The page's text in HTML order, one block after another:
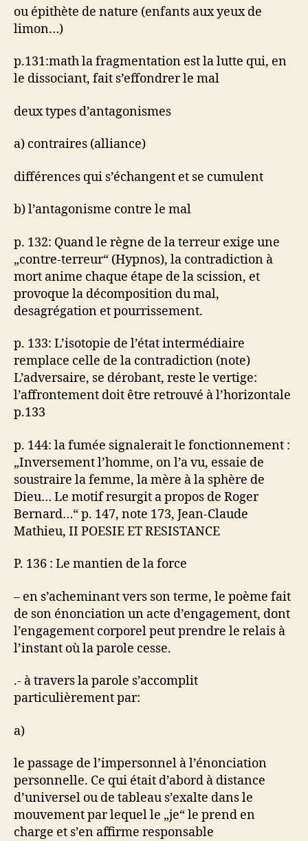
ou épithète de nature (enfants aux yeux de
limon…)
p.131:math la fragmentation est la lutte qui, en
le dissociant, fait s’effondrer le mal
deux types d’antagonismes
a) contraires (alliance)
différences qui s’échangent et se cumulent
b) l’antagonisme contre le mal
p. 132: Quand le règne de la terreur exige une
„contre-terreur“ (Hypnos), la contradiction à
mort anime chaque étape de la scission, et
provoque la décomposition du mal,
desagrégation et pourrissement.
p. 133: L’isotopie de l’état intermédiaire
remplace celle de la contradiction (note)
L’adversaire, se dérobant, reste le vertige:
l’affrontement doit être retrouvé à l’horizontale
p.133
p. 144: la fumée signalerait le fonctionnement :
„Inversement l’homme, on l’a vu, essaie de
soustraire la femme, la mère à la sphère de
Dieu… Le motif resurgit a propos de Roger
Bernard…“ p. 147, note 173, Jean-Claude
Mathieu, II POESIE ET RESISTANCE
P. 136 : Le mantien de la force
– en s’acheminant vers son terme, le poème fait
de son énonciation un acte d’engagement, dont
l’engagement corporel peut prendre le relais à
l’instant où la parole cesse.
.- à travers la parole s’accomplit
particulièrement par:
a)
le passage de l’impersonnel à l’énonciation
personnelle. Ce qui était d’abord à distance
d’universel ou de tableau s’exalte dans le
mouvement par lequel le „je“ le prend en
charge et s’en affirme responsable